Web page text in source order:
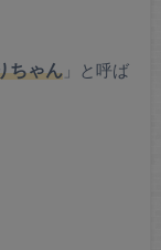
ちゃん」と呼ば